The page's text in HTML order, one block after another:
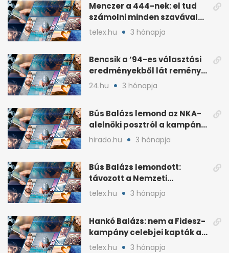
Menczer a 444-nek: el tud
számolni minden szavával
és tettével
telex.hu 3 hónapja
Bencsik a ’94-es választási
eredményekből lát reményt
a Fidesznek
24.hu 3 hónapja
Bús Balázs lemond az NKA-
alelnöki posztról a kampány
alatti támogatások után
hirado.hu 3 hónapja
Bús Balázs lemondott:
távozott a Nemzeti
Kulturális Alap alelnöke
telex.hu 3 hónapja
Hankó Balázs: nem a Fidesz-
kampány celebjei kapták az
NKA-milliárdokat
telex.hu 3 hónapja